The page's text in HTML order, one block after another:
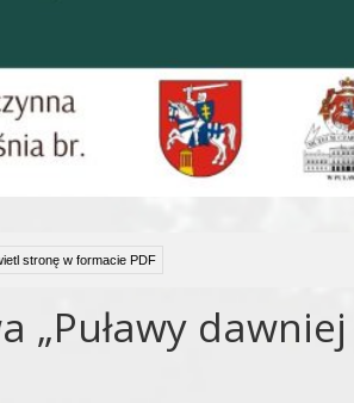
stronę w formacie PDF
„Puławy